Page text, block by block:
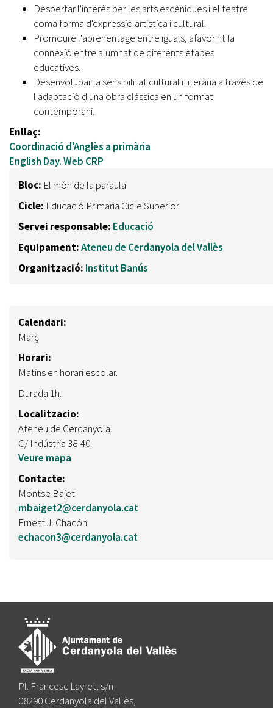
Despertar l'interès per les arts escèniques i el teatre
coma forma d'expressió artística i cultural.
Promoure l'aprenentage entre iguals, afavorint la
connexió entre alumnat de diferents etapes
educatives.
Desenvolupar la sensibilitat cultural i literària a través de
l'adaptació d'una obra clàssica en un format
contemporani.
Enllaç:
Coordinació d'Anglès a primària
English Day. Web CRP
Bloc: El món de la paraula
Cicle: Educació Primaria Cicle Superior
Servei responsable: Educació
Equipament:Ateneu de Cerdanyola del Vallès
Organització: Institut Banús
Calendari:
Març
Horari:
Matins en horari escolar.
Durada 1h.
Localitzacio:
Ateneu de Cerdanyola.
C/ Indústria 38-40.
Veure mapa
Contacte:
Montse Bajet
mbaiget2@cerdanyola.cat
Ernest J. Chacón
echacon3@cerdanyola.cat
Pl. Francesc Layret, s/n
08290 Cerdanyola del Vallès,